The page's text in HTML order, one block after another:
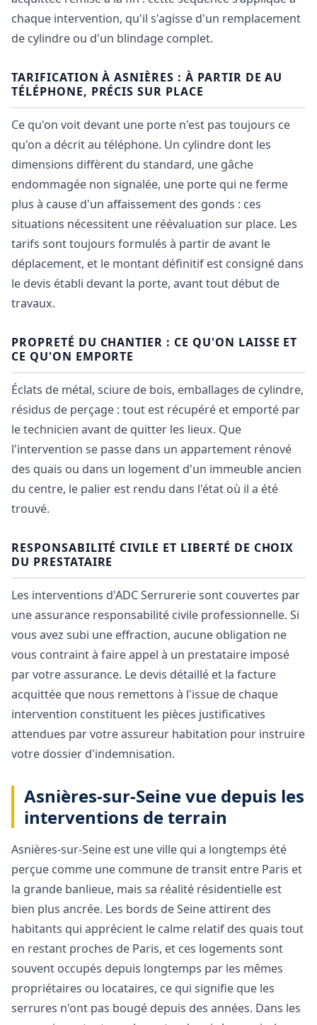
chaque intervention, qu'il s'agisse d'un remplacement
de cylindre ou d'un blindage complet.
TARIFICATION À ASNIÈRES : À PARTIR DE AU
TÉLÉPHONE, PRÉCIS SUR PLACE
Ce qu'on voit devant une porte n'est pas toujours ce
qu'on a décrit au téléphone. Un cylindre dont les
dimensions diffèrent du standard, une gâche
endommagée non signalée, une porte qui ne ferme
plus à cause d'un affaissement des gonds : ces
situations nécessitent une réévaluation sur place. Les
tarifs sont toujours formulés à partir de avant le
déplacement, et le montant définitif est consigné dans
le devis établi devant la porte, avant tout début de
travaux.
PROPRETÉ DU CHANTIER : CE QU'ON LAISSE ET
CE QU'ON EMPORTE
Éclats de métal, sciure de bois, emballages de cylindre,
résidus de perçage : tout est récupéré et emporté par
le technicien avant de quitter les lieux. Que
l'intervention se passe dans un appartement rénové
des quais ou dans un logement d'un immeuble ancien
du centre, le palier est rendu dans l'état où il a été
trouvé.
RESPONSABILITÉ CIVILE ET LIBERTÉ DE CHOIX
DU PRESTATAIRE
Les interventions d'ADC Serrurerie sont couvertes par
une assurance responsabilité civile professionnelle. Si
vous avez subi une effraction, aucune obligation ne
vous contraint à faire appel à un prestataire imposé
par votre assurance. Le devis détaillé et la facture
acquittée que nous remettons à l'issue de chaque
intervention constituent les pièces justificatives
attendues par votre assureur habitation pour instruire
votre dossier d'indemnisation.
Asnières-sur-Seine vue depuis les
interventions de terrain
Asnières-sur-Seine est une ville qui a longtemps été
perçue comme une commune de transit entre Paris et
la grande banlieue, mais sa réalité résidentielle est
bien plus ancrée. Les bords de Seine attirent des
habitants qui apprécient le calme relatif des quais tout
en restant proches de Paris, et ces logements sont
souvent occupés depuis longtemps par les mêmes
propriétaires ou locataires, ce qui signifie que les
serrures n'ont pas bougé depuis des années. Dans les